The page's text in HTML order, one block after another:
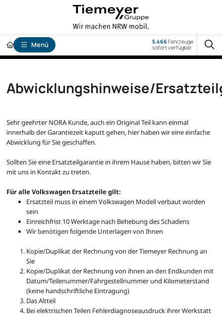
Menü 5.466Fahrzeuge
sofort verfügbar
Abwicklungshinweise/
Sehr geehrter NORA Kunde, auch ein Original Teil kann einmal
innerhalb der Garantiezeit kaputt gehen, hier haben wir eine einfache
Abwicklung für Sie geschaffen.
Sollten Sie eine Ersatzteilgarantie in ihrem Hause haben, bitten wir Sie
mit uns in Kontakt zu treten.
Für alle Volkswagen Ersatzteile gilt:
Ersatzteil muss in einem Volkswagen Modell verbaut worden
sein
Einreichfrist 10 Werktage nach Behebung des Schadens
Wir benötigen folgende Unterlagen von Ihnen
Kopie/Duplikat der Rechnung von der Tiemeyer Rechnung an
Sie
Kopie/Duplikat der Rechnung von ihnen an den Endkunden mit
Datum/Teilenummer/Fahrgestellnummer und Kilometerstand
(keine handschriftliche Eintragung)
Das Altteil
Bei elektrischen Teilen Fehlerdiagnoseausdruck ihrer Werkstatt